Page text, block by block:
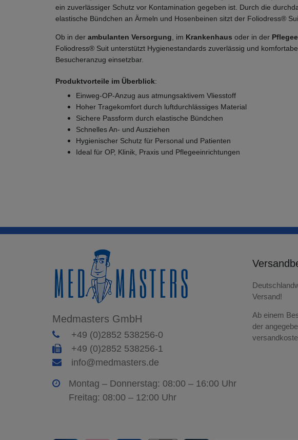
ein zuverlässiger Schutz vor Kontamination gegeben ist. Durch die
elastische Bündchen an Ärmeln und Hosenbeinen sitzt der Foliodress®
Ob in der ambulanten Versorgung, im Krankenhaus oder in der
Foliodress® Suit unterstützt Hygienestandards zuverlässig und
Besucheranzug einsetzbar.
Produktvorteile im Überblick:
Einweg-OP-Anzug aus atmungsaktivem Vliesstoff
Hoher Tragekomfort durch luftdurchlässiges Material
Sichere Passform durch elastische Bündchen
Schnelles An- und Ausziehen
Hygienischer Schutz für Personal und Patienten
Ideal für OP, Klinik, Praxis und Pflegeeinrichtungen
Medmasters GmbH
+49 (0)2852 538256-0
+49 (0)2852 538256-1
info@medmasters.de
Montag – Donnerstag: 08:00 – 16:00 Uhr
Freitag: 08:00 – 12:00 Uhr
Versand!
Ab einem
der